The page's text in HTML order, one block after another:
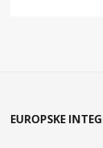
EUROPSKE